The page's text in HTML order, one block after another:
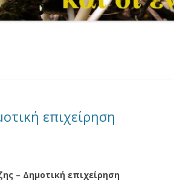
επιχείρηση
– Δημοτική επιχείρηση